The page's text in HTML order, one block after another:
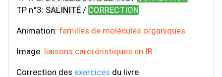
TP n°3: SALINITÉ / CORRECTION
Animation: familles de molécules organiques
Image: liaisons carctéristiques en IR
Correction des exercices du livre